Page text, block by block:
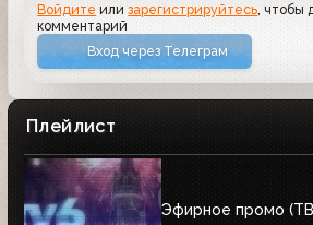
Войдите илизарегистрируйтесь, чтобы
комментарий
Вход через Телеграм
Плейлист
Эфирное промо